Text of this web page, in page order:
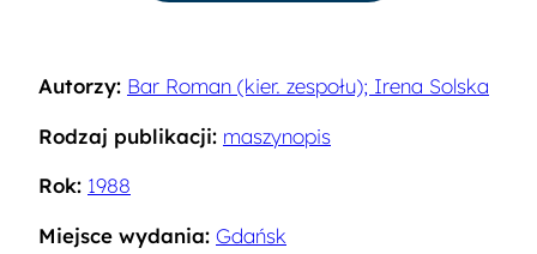
Autorzy: Bar Roman (kier. zespołu); Irena Solska
Rodzaj publikacji: maszynopis
Rok: 1988
Miejsce wydania: Gdańsk